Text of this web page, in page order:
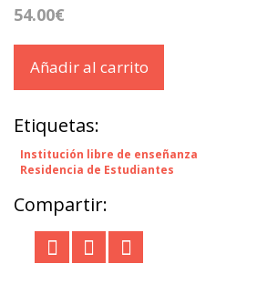
54.00€
Añadir al carrito
Etiquetas:
Institución libre de enseñanza
Residencia de Estudiantes
Compartir: